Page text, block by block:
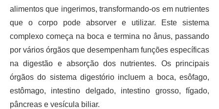
alimentos que ingerimos, transformando-os em nutrientes
que o corpo pode absorver e utilizar. Este sistema
complexo começa na boca e termina no ânus, passando
por vários órgãos que desempenham funções específicas
na digestão e absorção dos nutrientes. Os principais
órgãos do sistema digestório incluem a boca, esôfago,
estômago, intestino delgado, intestino grosso, fígado,
pâncreas e vesícula biliar.